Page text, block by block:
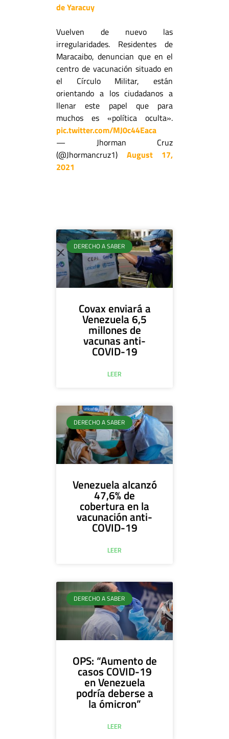
de Yaracuy
Vuelven de nuevo las
irregularidades. Residentes de
Maracaibo, denuncian que en el
centro de vacunación situado en
el Círculo Militar, están
orientando a los ciudadanos a
llenar este papel que para
muchos es «política oculta».
pic.twitter.com/MJ0c44Eaca
— Jhorman Cruz
(@Jhormancruz1) August 17,
2021
DERECHO A SABER
Covax enviará a
Venezuela 6,5
millones de
vacunas anti-
COVID-19
LEER
DERECHO A SABER
Venezuela alcanzó
47,6% de
cobertura en la
vacunación anti-
COVID-19
LEER
DERECHO A SABER
OPS: “Aumento de
casos COVID-19
en Venezuela
podría deberse a
la ómicron”
LEER